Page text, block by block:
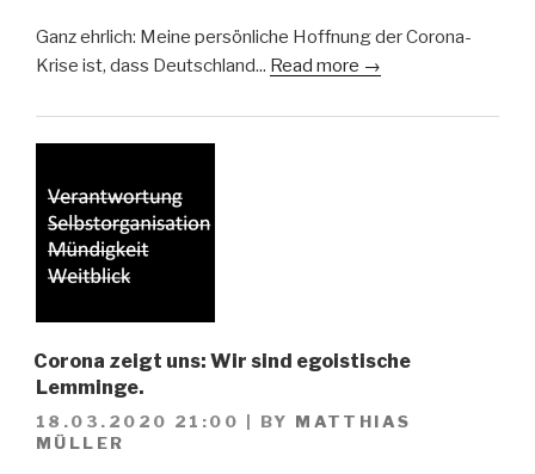
Ganz ehrlich: Meine persönliche Hoffnung der Corona-
Krise ist, dass Deutschland... Read more →
Corona zeigt uns: Wir sind egoistische
Lemminge.
18.03.2020 21:00 BY MATTHIAS
MÜLLER